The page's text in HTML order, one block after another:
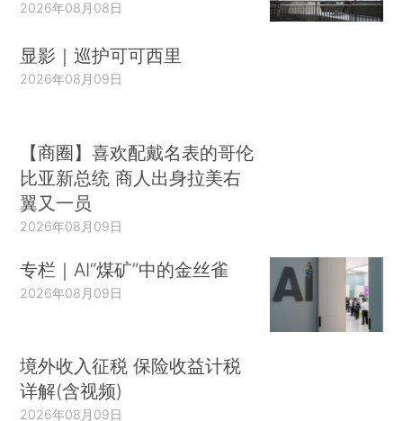
2026年08月08日
显影｜巡护可可西里
2026年08月09日
【商圈】喜欢配戴名表的哥伦
比亚新总统 商人出身拉美右
翼又一员
2026年08月09日
专栏｜AI“煤矿”中的金丝雀
2026年08月09日
境外收入征税 保险收益计税
详解(含视频)
2026年08月09日